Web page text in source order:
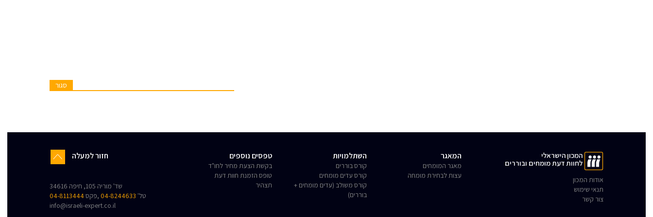
סגור
המכון הישראלי
לחוות דעת מומחים ובוררים
אודות המכון
תנאי שימוש
צור קשר
המאגר
מאגר המומחים
עצות לבחירת מומחה
השתלמויות
קורס בוררים
קורס עדים מומחים
קורס משולב (עדים מומחים +
בוררים)
טפסים נוספים
בקשת הצעת מחיר לחו"ד
טופס הזמנת חוות דעת
תצהיר
חזור למעלה
שד' מוריה 105, חיפה 34616
טל' 04-8244633 ,פקס04-8113444
info@israeli-expert.co.il